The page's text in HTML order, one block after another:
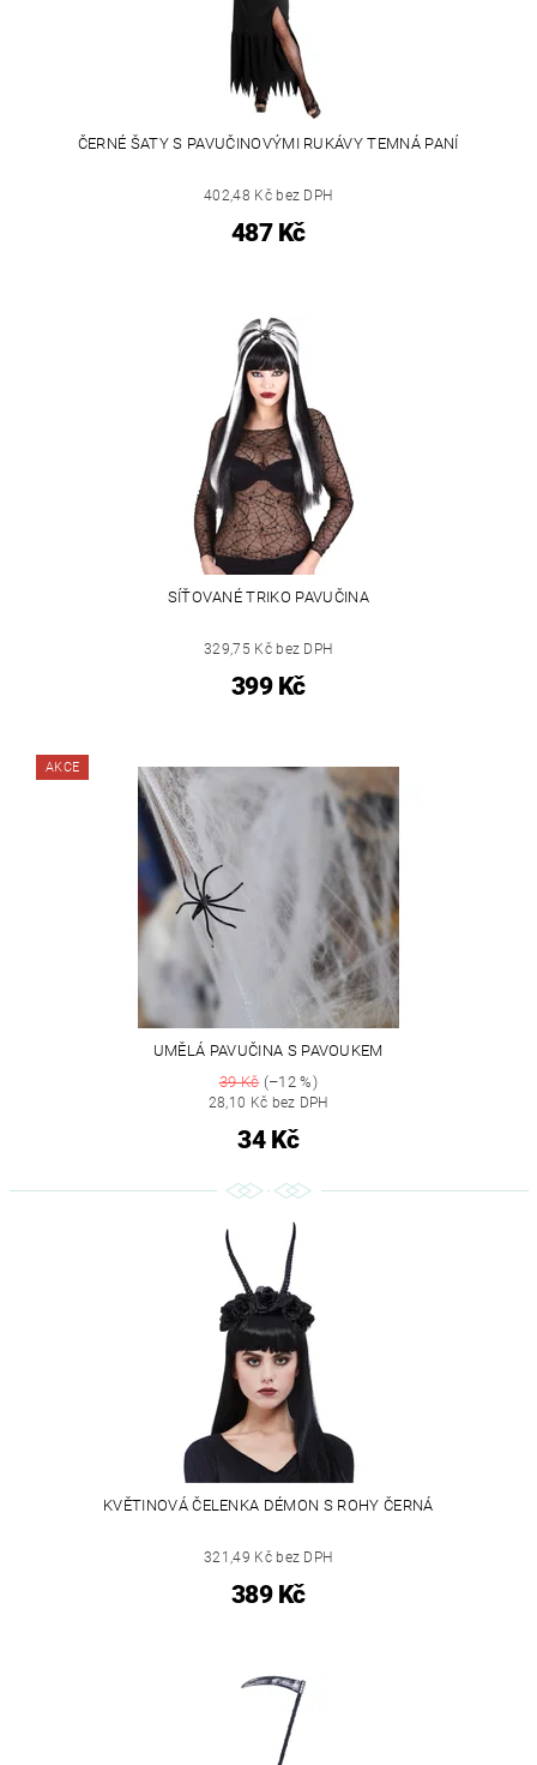
ČERNÉ ŠATY S PAVUČINOVÝMI RUKÁVY TEMNÁ PANÍ
402,48 Kč bez DPH
487 Kč
SÍŤOVANÉ TRIKO PAVUČINA
329,75 Kč bez DPH
399 Kč
AKCE
UMĚLÁ PAVUČINA S PAVOUKEM
39 Kč(–12 %)
28,10 Kč bez DPH
34 Kč
KVĚTINOVÁ ČELENKA DÉMON S ROHY ČERNÁ
321,49 Kč bez DPH
389 Kč